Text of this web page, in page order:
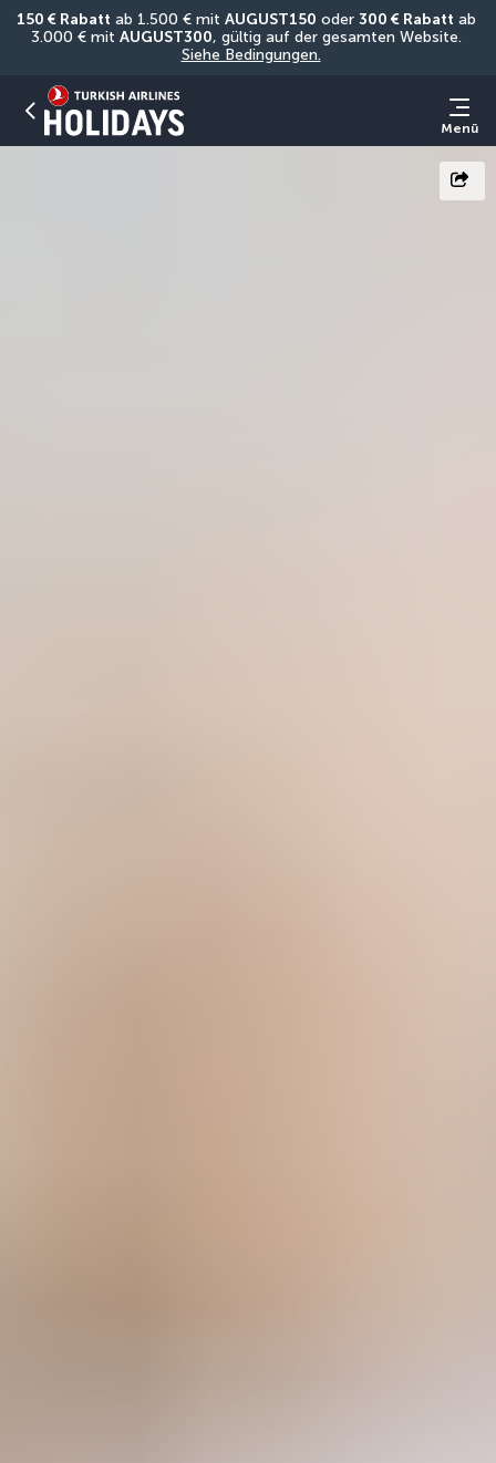
150 € Rabatt ab 1.500 € mit AUGUST150 oder 300 € Rabatt ab
3.000 € mit AUGUST300
Siehe Bedingungen.
Menü